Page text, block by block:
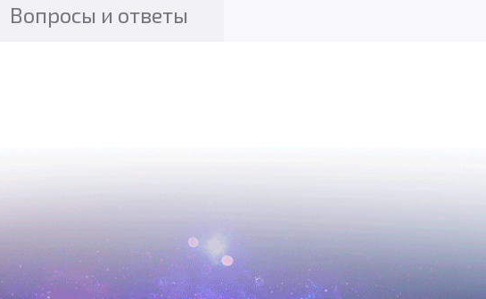
Вопросы и ответы